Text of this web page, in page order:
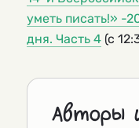
уметь писать!» -
дня. Часть 4 (с
Авторы